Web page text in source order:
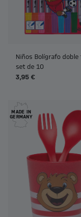
Niños Bolígrafo doble
set de 10
3,95 €
MADE IN
GERMANY